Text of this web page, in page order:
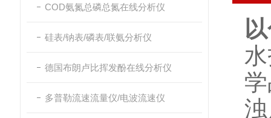
COD氨氮总磷总氮在线分析仪
硅表/钠表/磷表/联氨分析仪
德国布朗卢比挥发酚在线分析仪
多普勒流速流量仪/电波流速仪